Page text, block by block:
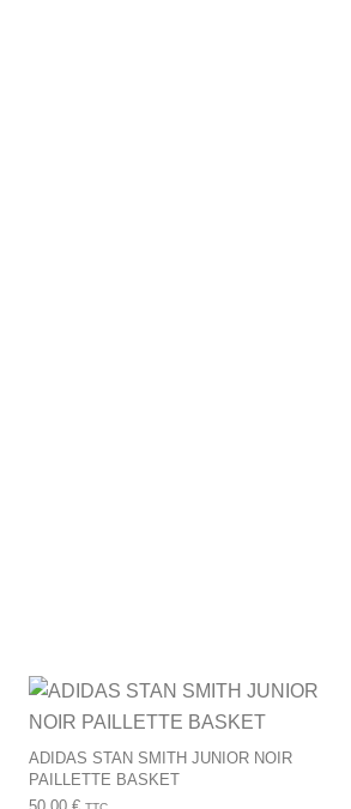
ADIDAS STAN SMITH JUNIOR NOIR
PAILLETTE BASKET